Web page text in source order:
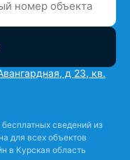
д 23, кв.
сведений из
для всех объектов
в Курская область